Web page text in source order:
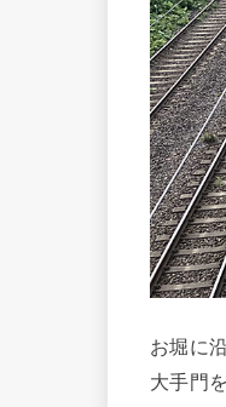
お堀に
大手門